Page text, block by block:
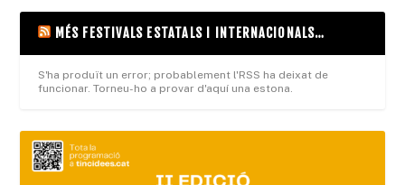
MÉS FESTIVALS ESTATALS I INTERNACIONALS…
S'ha produït un error; probablement l'RSS ha deixat de
funcionar. Torneu-ho a provar d'aquí una estona.